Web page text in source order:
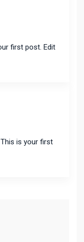
first post. Edit
is your first